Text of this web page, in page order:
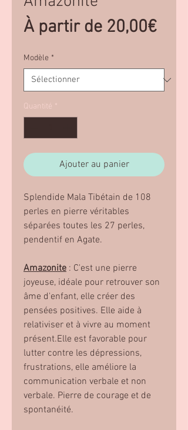
À partir de 20,00€Prix
Modèle *
Quantité *
Ajouter au panier
Splendide Mala Tibétain de 108
perles en pierre véritables
séparées toutes les 27 perles,
pendentif en Agate.
Amazonite : C'est une pierre
joyeuse, idéale pour retrouver son
âme d'enfant, elle créer des
pensées positives. Elle aide à
relativiser et à vivre au moment
présent.Elle est favorable pour
lutter contre les dépressions,
frustrations, elle améliore la
communication verbale et non
verbale. Pierre de courage et de
spontanéité.